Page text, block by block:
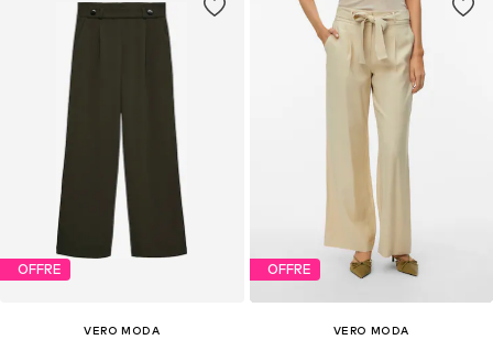
OFFRE
VERO MODA
OFFRE
VERO MODA